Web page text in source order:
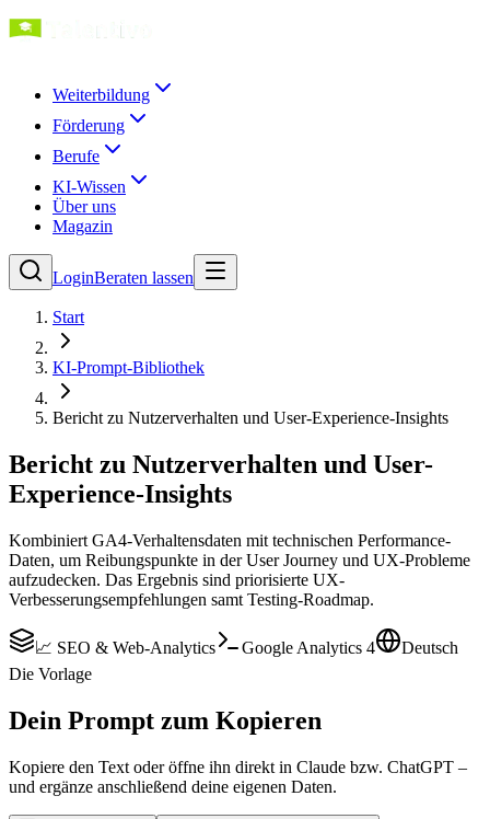
Weiterbildung
Förderung
Berufe
KI-Wissen
Über uns
Magazin
LoginBeraten lassen
Start
KI-Prompt-Bibliothek
Bericht zu Nutzerverhalten und User-Experience-Insights
Bericht zu Nutzerverhalten und User-
Experience-Insights
Kombiniert GA4-Verhaltensdaten mit technischen Performance-
Daten, um Reibungspunkte in der User Journey und UX-Probleme
aufzudecken. Das Ergebnis sind priorisierte UX-
Verbesserungsempfehlungen samt Testing-Roadmap.
📈 SEO & Web-Analytics Google Analytics 4
Deutsch
Die Vorlage
Dein Prompt zum Kopieren
Kopiere den Text oder öffne ihn direkt in Claude bzw. ChatGPT –
und ergänze anschließend deine eigenen Daten.